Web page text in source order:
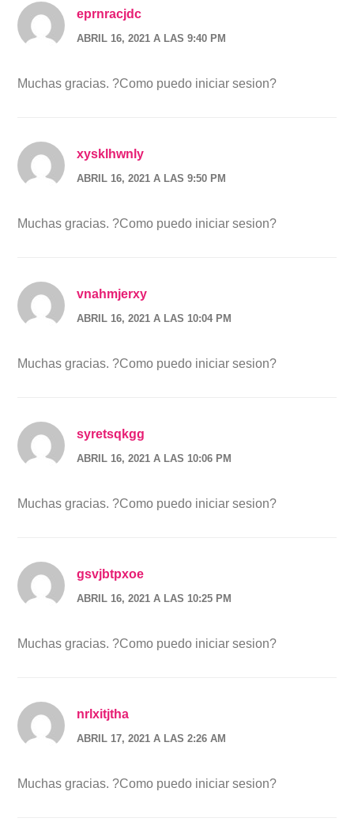
eprnracjdc
ABRIL 16, 2021 A LAS 9:40 PM
Muchas gracias. ?Como puedo iniciar sesion?
xysklhwnly
ABRIL 16, 2021 A LAS 9:50 PM
Muchas gracias. ?Como puedo iniciar sesion?
vnahmjerxy
ABRIL 16, 2021 A LAS 10:04 PM
Muchas gracias. ?Como puedo iniciar sesion?
syretsqkgg
ABRIL 16, 2021 A LAS 10:06 PM
Muchas gracias. ?Como puedo iniciar sesion?
gsvjbtpxoe
ABRIL 16, 2021 A LAS 10:25 PM
Muchas gracias. ?Como puedo iniciar sesion?
nrlxitjtha
ABRIL 17, 2021 A LAS 2:26 AM
Muchas gracias. ?Como puedo iniciar sesion?